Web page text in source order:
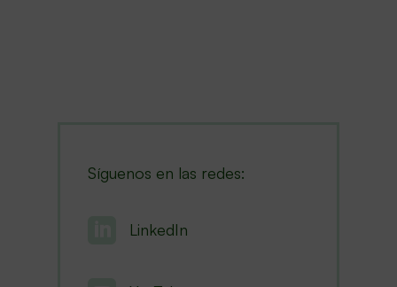
Síguenos en las redes:
LinkedIn